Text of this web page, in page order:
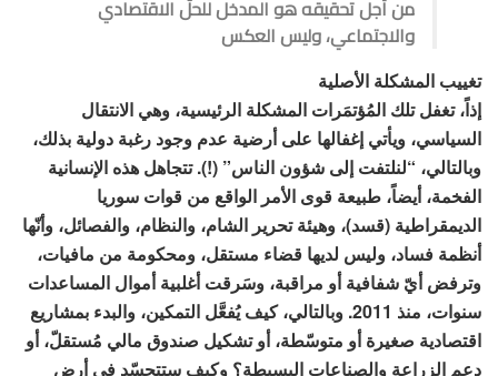
من أجل تحقيقه هو المدخل للحلّ الاقتصادي
والاجتماعي، وليس العكس
تغييب المشكلة الأصلية
إذاً، تغفل تلك المُؤتمَرات المشكلة الرئيسية، وهي الانتقال
السياسي، ويأتي إغفالها على أرضية عدم وجود رغبة دولية بذلك،
وبالتالي، “لنلتفت إلى شؤون الناس” (!). تتجاهل هذه الإنسانية
الفخمة، أيضاً، طبيعة قوى الأمر الواقع من قوات سوريا
الديمقراطية (قسد)، وهيئة تحرير الشام، والنظام، والفصائل، وأنّها
أنظمة فساد، وليس لديها قضاء مستقل، ومحكومة من مافيات،
وترفض أيّ شفافية أو مراقبة، وسَرقت أغلبية أموال المساعدات
سنوات، منذ 2011. وبالتالي، كيف يُفعَّل التمكين، والبدء بمشاريع
اقتصادية صغيرة أو متوسّطة، أو تشكيل صندوق مالي مُستقلّ، أو
دعم الزراعة والصناعات البسيطة؟ وكيف ستتجسّد في أرض